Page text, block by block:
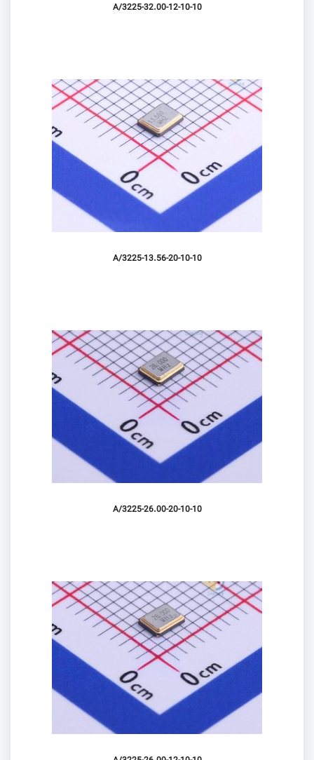
3225-32.00-12-10-10/A
3225-13.56-20-10-10/A
3225-26.00-20-10-10/A